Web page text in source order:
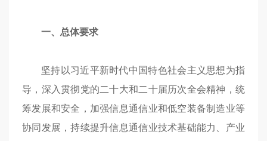
一、总体要求
坚持以习近平新时代中国特色社会主义思想为指
导，深入贯彻党的二十大和二十届历次全会精神，统
筹发展和安全，加强信息通信业和低空装备制造业等
协同发展，持续提升信息通信业技术基础能力、产业